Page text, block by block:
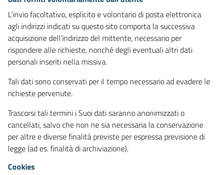
L’invio facoltativo, esplicito e volontario di posta elettronica
agli indirizzi indicati su questo sito comporta la successiva
acquisizione dell’indirizzo del mittente, necessario per
rispondere alle richieste, nonché degli eventuali altri dati
personali inseriti nella missiva.
Tali dati sono conservati per il tempo necessario ad evadere le
richieste pervenute.
Trascorsi tali termini i Suoi dati saranno anonimizzati o
cancellati, salvo che non ne sia necessaria la conservazione
per altre e diverse finalità previste per espressa previsione di
legge (ad es. finalità di archiviazione).
Cookies